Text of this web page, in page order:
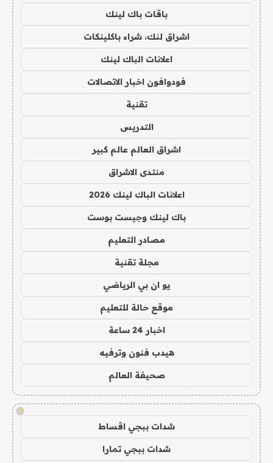
باقات باك لينك
اشراق لنك، شراء باكلينكات
اعلانات الباك لينك
فودوافون اخبار الاتصالات
تقنية
التدريس
اشراق العالم عالم كبير
منتدى الاشراق
اعلانات الباك لينك 2026
باك لينك وجيست بوست
مصادر التعليم
مجلة تقنية
يو ان بي الرياضي
موقع حالة للتعليم
اخبار 24 ساعة
هيدب فنون وترفيه
صحيفة العالم
!
شدات ببجي اقساط
شدات ببجي تمارا